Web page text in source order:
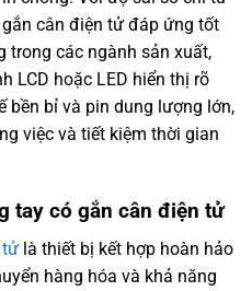
gắn cân điện tử đáp ứng tốt
trong các ngành sản xuất,
LCD hoặc LED hiển thị rõ
bền bỉ và pin dung lượng lớn,
việc và tiết kiệm thời gian
tay có gắn cân điện tử
tử là thiết bị kết hợp hoàn hảo
hàng hóa và khả năng